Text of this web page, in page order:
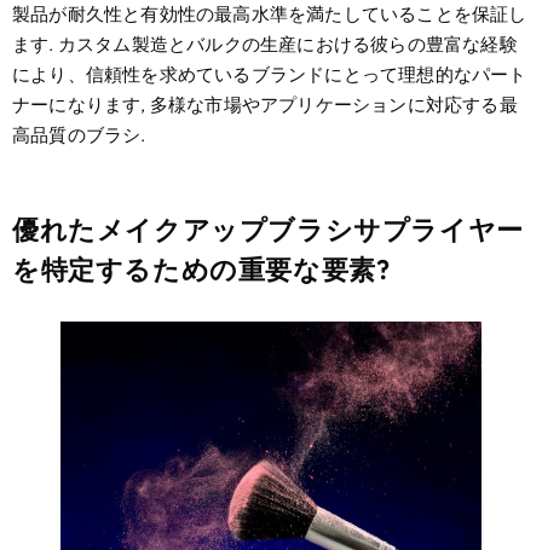
製品が耐久性と有効性の最高水準を満たしていることを保証し
ます. カスタム製造とバルクの生産における彼らの豊富な経験
により、信頼性を求めているブランドにとって理想的なパート
ナーになります, 多様な市場やアプリケーションに対応する最
高品質のブラシ.
優れたメイクアップブラシサプライヤー
を特定するための重要な要素?